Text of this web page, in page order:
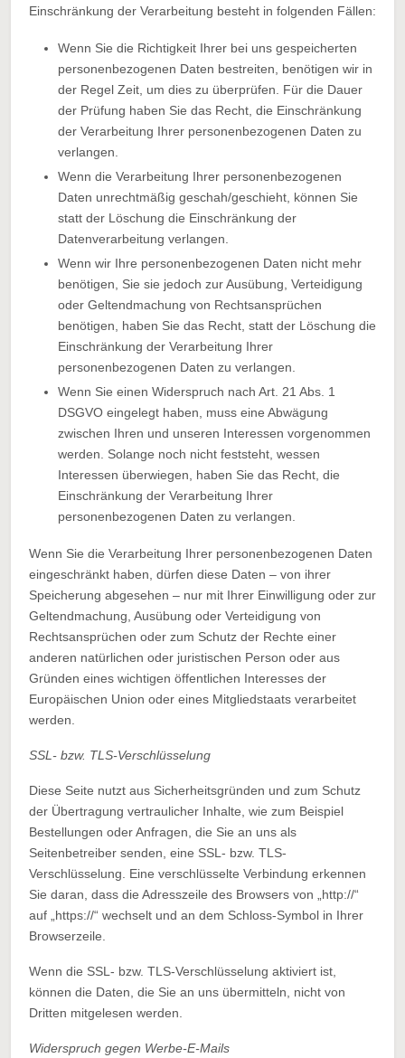
Einschränkung der Verarbeitung besteht in folgenden Fällen:
Wenn Sie die Richtigkeit Ihrer bei uns gespeicherten
personenbezogenen Daten bestreiten, benötigen wir in
der Regel Zeit, um dies zu überprüfen. Für die Dauer
der Prüfung haben Sie das Recht, die Einschränkung
der Verarbeitung Ihrer personenbezogenen Daten zu
verlangen.
Wenn die Verarbeitung Ihrer personenbezogenen
Daten unrechtmäßig geschah/geschieht, können Sie
statt der Löschung die Einschränkung der
Datenverarbeitung verlangen.
Wenn wir Ihre personenbezogenen Daten nicht mehr
benötigen, Sie sie jedoch zur Ausübung, Verteidigung
oder Geltendmachung von Rechtsansprüchen
benötigen, haben Sie das Recht, statt der Löschung die
Einschränkung der Verarbeitung Ihrer
personenbezogenen Daten zu verlangen.
Wenn Sie einen Widerspruch nach Art. 21 Abs. 1
DSGVO eingelegt haben, muss eine Abwägung
zwischen Ihren und unseren Interessen vorgenommen
werden. Solange noch nicht feststeht, wessen
Interessen überwiegen, haben Sie das Recht, die
Einschränkung der Verarbeitung Ihrer
personenbezogenen Daten zu verlangen.
Wenn Sie die Verarbeitung Ihrer personenbezogenen Daten
eingeschränkt haben, dürfen diese Daten – von ihrer
Speicherung abgesehen – nur mit Ihrer Einwilligung oder zur
Geltendmachung, Ausübung oder Verteidigung von
Rechtsansprüchen oder zum Schutz der Rechte einer
anderen natürlichen oder juristischen Person oder aus
Gründen eines wichtigen öffentlichen Interesses der
Europäischen Union oder eines Mitgliedstaats verarbeitet
werden.
SSL- bzw. TLS-Verschlüsselung
Diese Seite nutzt aus Sicherheitsgründen und zum Schutz
der Übertragung vertraulicher Inhalte, wie zum Beispiel
Bestellungen oder Anfragen, die Sie an uns als
Seitenbetreiber senden, eine SSL- bzw. TLS-
Verschlüsselung. Eine verschlüsselte Verbindung erkennen
Sie daran, dass die Adresszeile des Browsers von „http://“
auf „https://“ wechselt und an dem Schloss-Symbol in Ihrer
Browserzeile.
Wenn die SSL- bzw. TLS-Verschlüsselung aktiviert ist,
können die Daten, die Sie an uns übermitteln, nicht von
Dritten mitgelesen werden.
Widerspruch gegen Werbe-E-Mails